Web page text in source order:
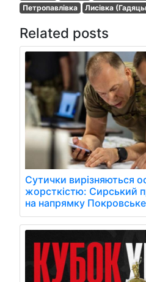
Петропавлівка
Лисівка
Related posts
Сутички вирізняються
жорсткістю: Сирський
на напрямку